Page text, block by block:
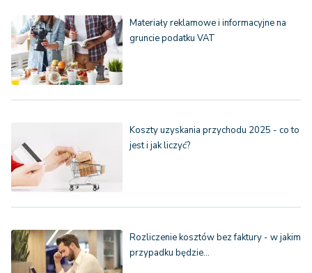
Materiały reklamowe i informacyjne na
gruncie podatku VAT
Koszty uzyskania przychodu 2025 - co to
jest i jak liczyć?
Rozliczenie kosztów bez faktury - w jakim
przypadku będzie…